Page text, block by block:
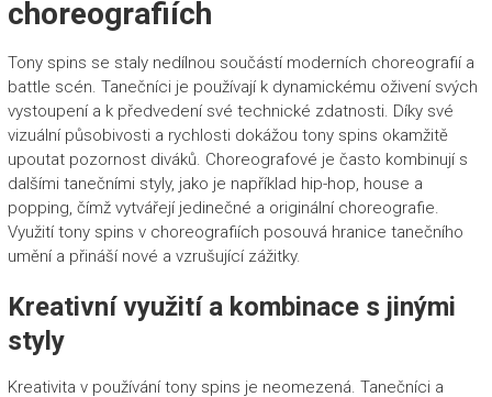
choreografiích
Tony spins se staly nedílnou součástí moderních choreografií a
battle scén. Tanečníci je používají k dynamickému oživení svých
vystoupení a k předvedení své technické zdatnosti. Díky své
vizuální působivosti a rychlosti dokážou tony spins okamžitě
upoutat pozornost diváků. Choreografové je často kombinují s
dalšími tanečními styly, jako je například hip-hop, house a
popping, čímž vytvářejí jedinečné a originální choreografie.
Využití tony spins v choreografiích posouvá hranice tanečního
umění a přináší nové a vzrušující zážitky.
Kreativní využití a kombinace s jinými
styly
Kreativita v používání tony spins je neomezená. Tanečníci a